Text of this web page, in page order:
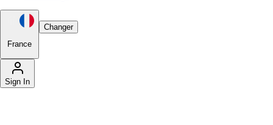
France
Changer
Sign In